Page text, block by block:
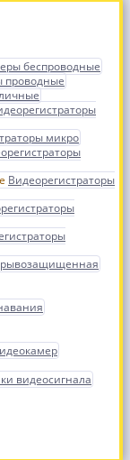
беспроводные
проводные
микро
Видеорегистраторы
видеосигнала